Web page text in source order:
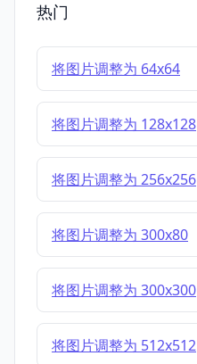
热门
将图片调整为 64x64
将图片调整为 128x128
将图片调整为 256x256
将图片调整为 300x80
将图片调整为 300x300
将图片调整为 512x512